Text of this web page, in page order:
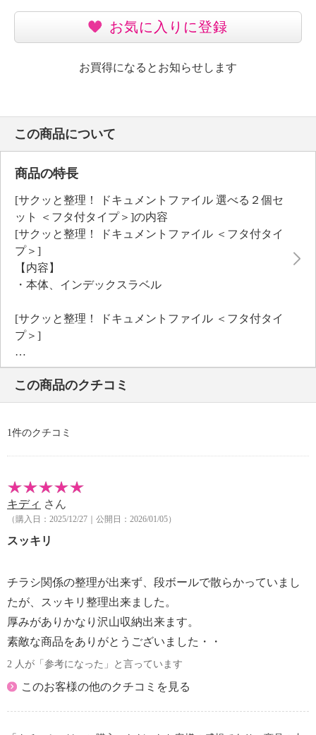
お気に入りに登録
お買得になるとお知らせします
この商品について
商品の特長
[サクッと整理！ ドキュメントファイル 選べる２個セ
ット ＜フタ付タイプ＞]の内容
[サクッと整理！ ドキュメントファイル ＜フタ付タイ
プ＞]
【内容】
・本体、インデックスラベル
[サクッと整理！ ドキュメントファイル ＜フタ付タイ
プ＞]
【内容】
・本体、インデックスラベル
[サクッと整理！ ドキュメントファイル 選べる２個セ
「サクッと整理！ ドキュメントファイル 選べる２個
セット ＜フタ付タイプ＞」のご紹介です。
[サクッと整理！ ドキュメントファイル ＜フタ付タイ
プ＞]の商品説明
整理収納アドバイザー監修のドキュメントファイルで
す。
す。
仕切りは交互カラーになっているため、どこに入れる
か迷わず、サクッと書類整理が可能です。
幅広インデックスを採用しているので見出しが探しや
すく、書類へのアクセス性も◎。
ません。
この商品のクチコミ
1件のクチコミ
キディ さん
（購入日：2025/12/27｜公開日：2026/01/05）
スッキリ
チラシ関係の整理が出来ず、段ボールで散らかっていまし
たが、スッキリ整理出来ました。
厚みがありかなり沢山収納出来ます。
素敵な商品をありがとうございました・・
2 人が「参考になった」と言っています
このお客様の他のクチコミを見る